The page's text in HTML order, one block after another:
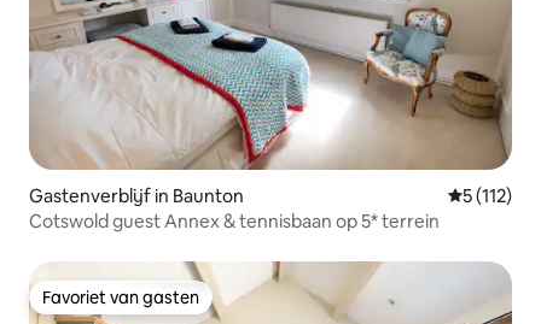
Gastenverblijf in Baunton
5 (112)
Cotswold guest Annex & tennisbaan op 5* terrein
Favoriet van gasten
Favoriet van gasten